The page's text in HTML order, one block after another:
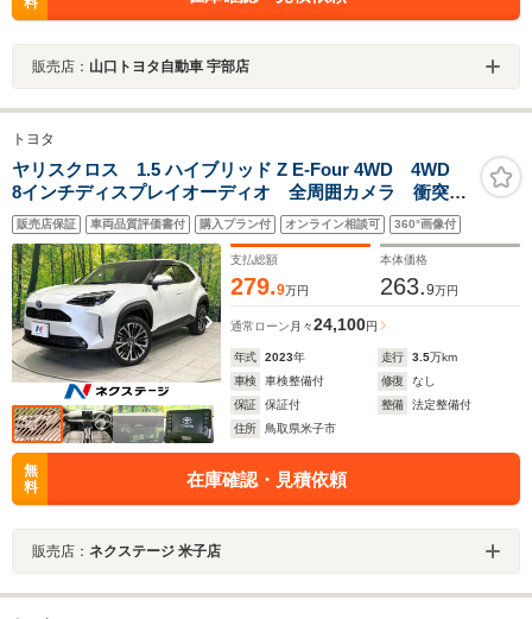
販売店： 山口トヨタ自動車 宇部店
トヨタ
ヤリスクロス 1.5 ハイブリッド Z E-Four 4WD 4WD
8インチディスプレイオーディオ 全周囲カメラ 衝突被
害軽減システム レーダークルーズ 禁煙車 レザーシ
ート パワーシート ドラレコ コーナーセンサー ス
マートキー LEDヘッド
販売店保証 車両品質評価書付 購入プラン付 オンライン相談可 360°画像付
支払総額
279.9万円
本体価格
263.9万円
通常ローン 月々24,100円
年式 2023年 走行 3.5万km
車検
車検整備付 修復
なし
保証
保証付 整備
法定整備付
住所
鳥取県米子市
無
料
在庫確認・見積依頼
販売店： ネクステージ 米子店